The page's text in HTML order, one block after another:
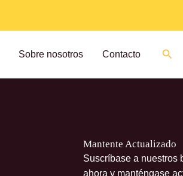
Sobre nosotros Contacto
Mantente Actualizado
Suscríbase a nuestros
ahora y manténgase